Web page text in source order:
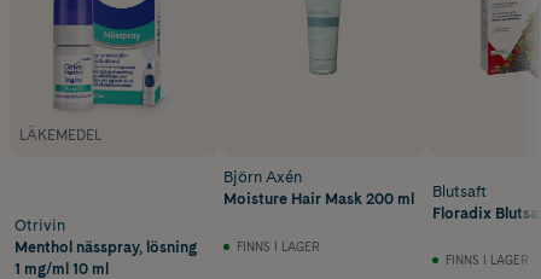
LÄKEMEDEL
Otrivin
Menthol nässpray, lösning
1 mg/ml 10 ml
Björn Axén
Moisture Hair Mask 200 ml
FINNS I LAGER
Blutsaft
Floradix
FINNS I LAGER